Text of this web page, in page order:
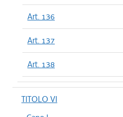
Art. 136
Art. 137
Art. 138
TITOLO VI